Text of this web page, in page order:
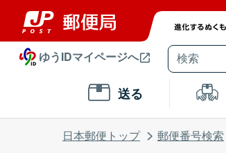
ゆうIDマイページへ
送る
日本郵便トップ 郵便番号検索